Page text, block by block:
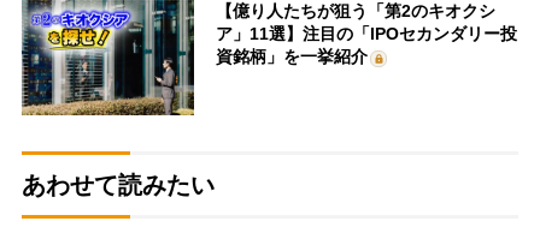
【億り人たちが狙う「第2のキオクシ
ア」11選】注目の「IPOセカンダリー投
資銘柄」を一挙紹介
あわせて読みたい